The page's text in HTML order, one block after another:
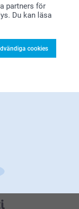
partners för
Du kan läsa
cookies